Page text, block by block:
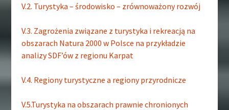
V.2. Turystyka – środowisko – zrównoważony rozwój
V.3. Zagrożenia związane z turystyka i rekreacją na
obszarach Natura 2000 w Polsce na przykładzie
analizy SDF’ów z regionu Karpat
V.4. Regiony turystyczne a regiony przyrodnicze
V.5.Turystyka na obszarach prawnie chronionych